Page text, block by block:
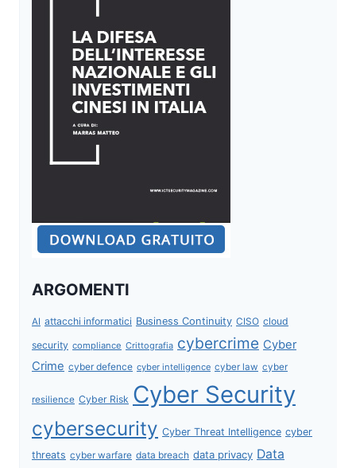
ARGOMENTI
AI attacchi informatici Business Continuity CISO cloud
security compliance Crittografia cybercrime Cyber
Crime cyber defence cyber intelligence cyber law cyber
resilience Cyber Risk Cyber Security
cybersecurity Cyber Threat Intelligence cyber
threats cyber warfare data breach data privacy Data